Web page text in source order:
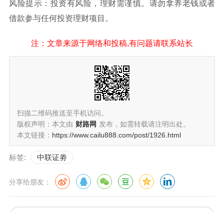
风险提示：投资有风险，理财需谨慎。请勿拿养老钱或者
借款参与任何投资理财项目。
注：文章来源于网络和投稿,有问题请联系站长
扫描二维码推送至手机访问。
版权声明：本文由 财路网 发布，如需转载请注明出处。
本文链接： https://www.cailu888.com/post/1926.html
标签: 中联证劵
分享给朋友：